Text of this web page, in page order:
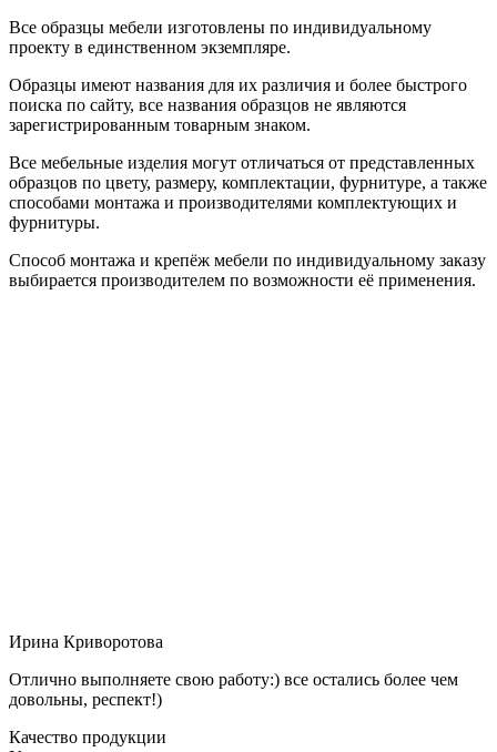
Все образцы мебели изготовлены по индивидуальному
проекту в единственном экземпляре.
Образцы имеют названия для их различия и более быстрого
поиска по сайту, все названия образцов не являются
зарегистрированным товарным знаком.
Все мебельные изделия могут отличаться от представленных
образцов по цвету, размеру, комплектации, фурнитуре, а также
способами монтажа и производителями комплектующих и
фурнитуры.
Способ монтажа и крепёж мебели по индивидуальному заказу
выбирается производителем по возможности её применения.
Ирина Криворотова
Отлично выполняете свою работу:) все остались более чем
довольны, респект!)
Качество продукции